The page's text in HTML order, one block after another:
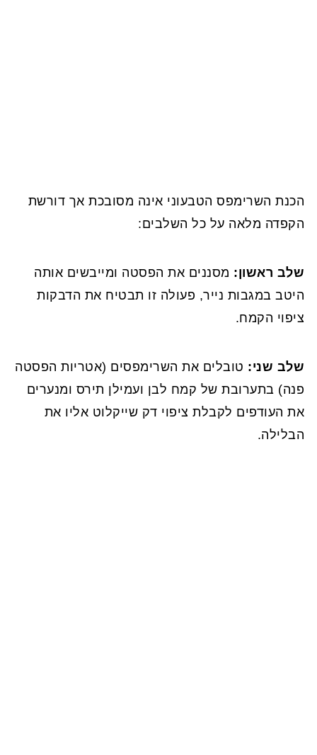
הכנת השרימפס הטבעוני אינה מסובכת אך דורשת
הקפדה מלאה על כל השלבים:
שלב ראשון: מסננים את הפסטה ומייבשים אותה
היטב במגבות נייר, פעולה זו תבטיח את הדבקות
ציפוי הקמח.
שלב שני: טובלים את השרימפסים (אטריות הפסטה
פנה) בתערובת של קמח לבן ועמילן תירס ומנערים
את העודפים לקבלת ציפוי דק שייקלוט אליו את
הבלילה.